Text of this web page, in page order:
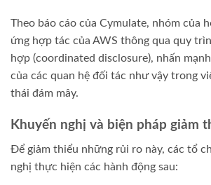
Theo báo cáo của Cymulate, nhóm của
ứng hợp tác của AWS thông qua quy
hợp (coordinated disclosure), nhấn
của các quan hệ đối tác như vậy trong
thái đám mây.
Khuyến nghị và biện pháp giảm
Để giảm thiểu những rủi ro này, các tổ
nghị thực hiện các hành động sau: